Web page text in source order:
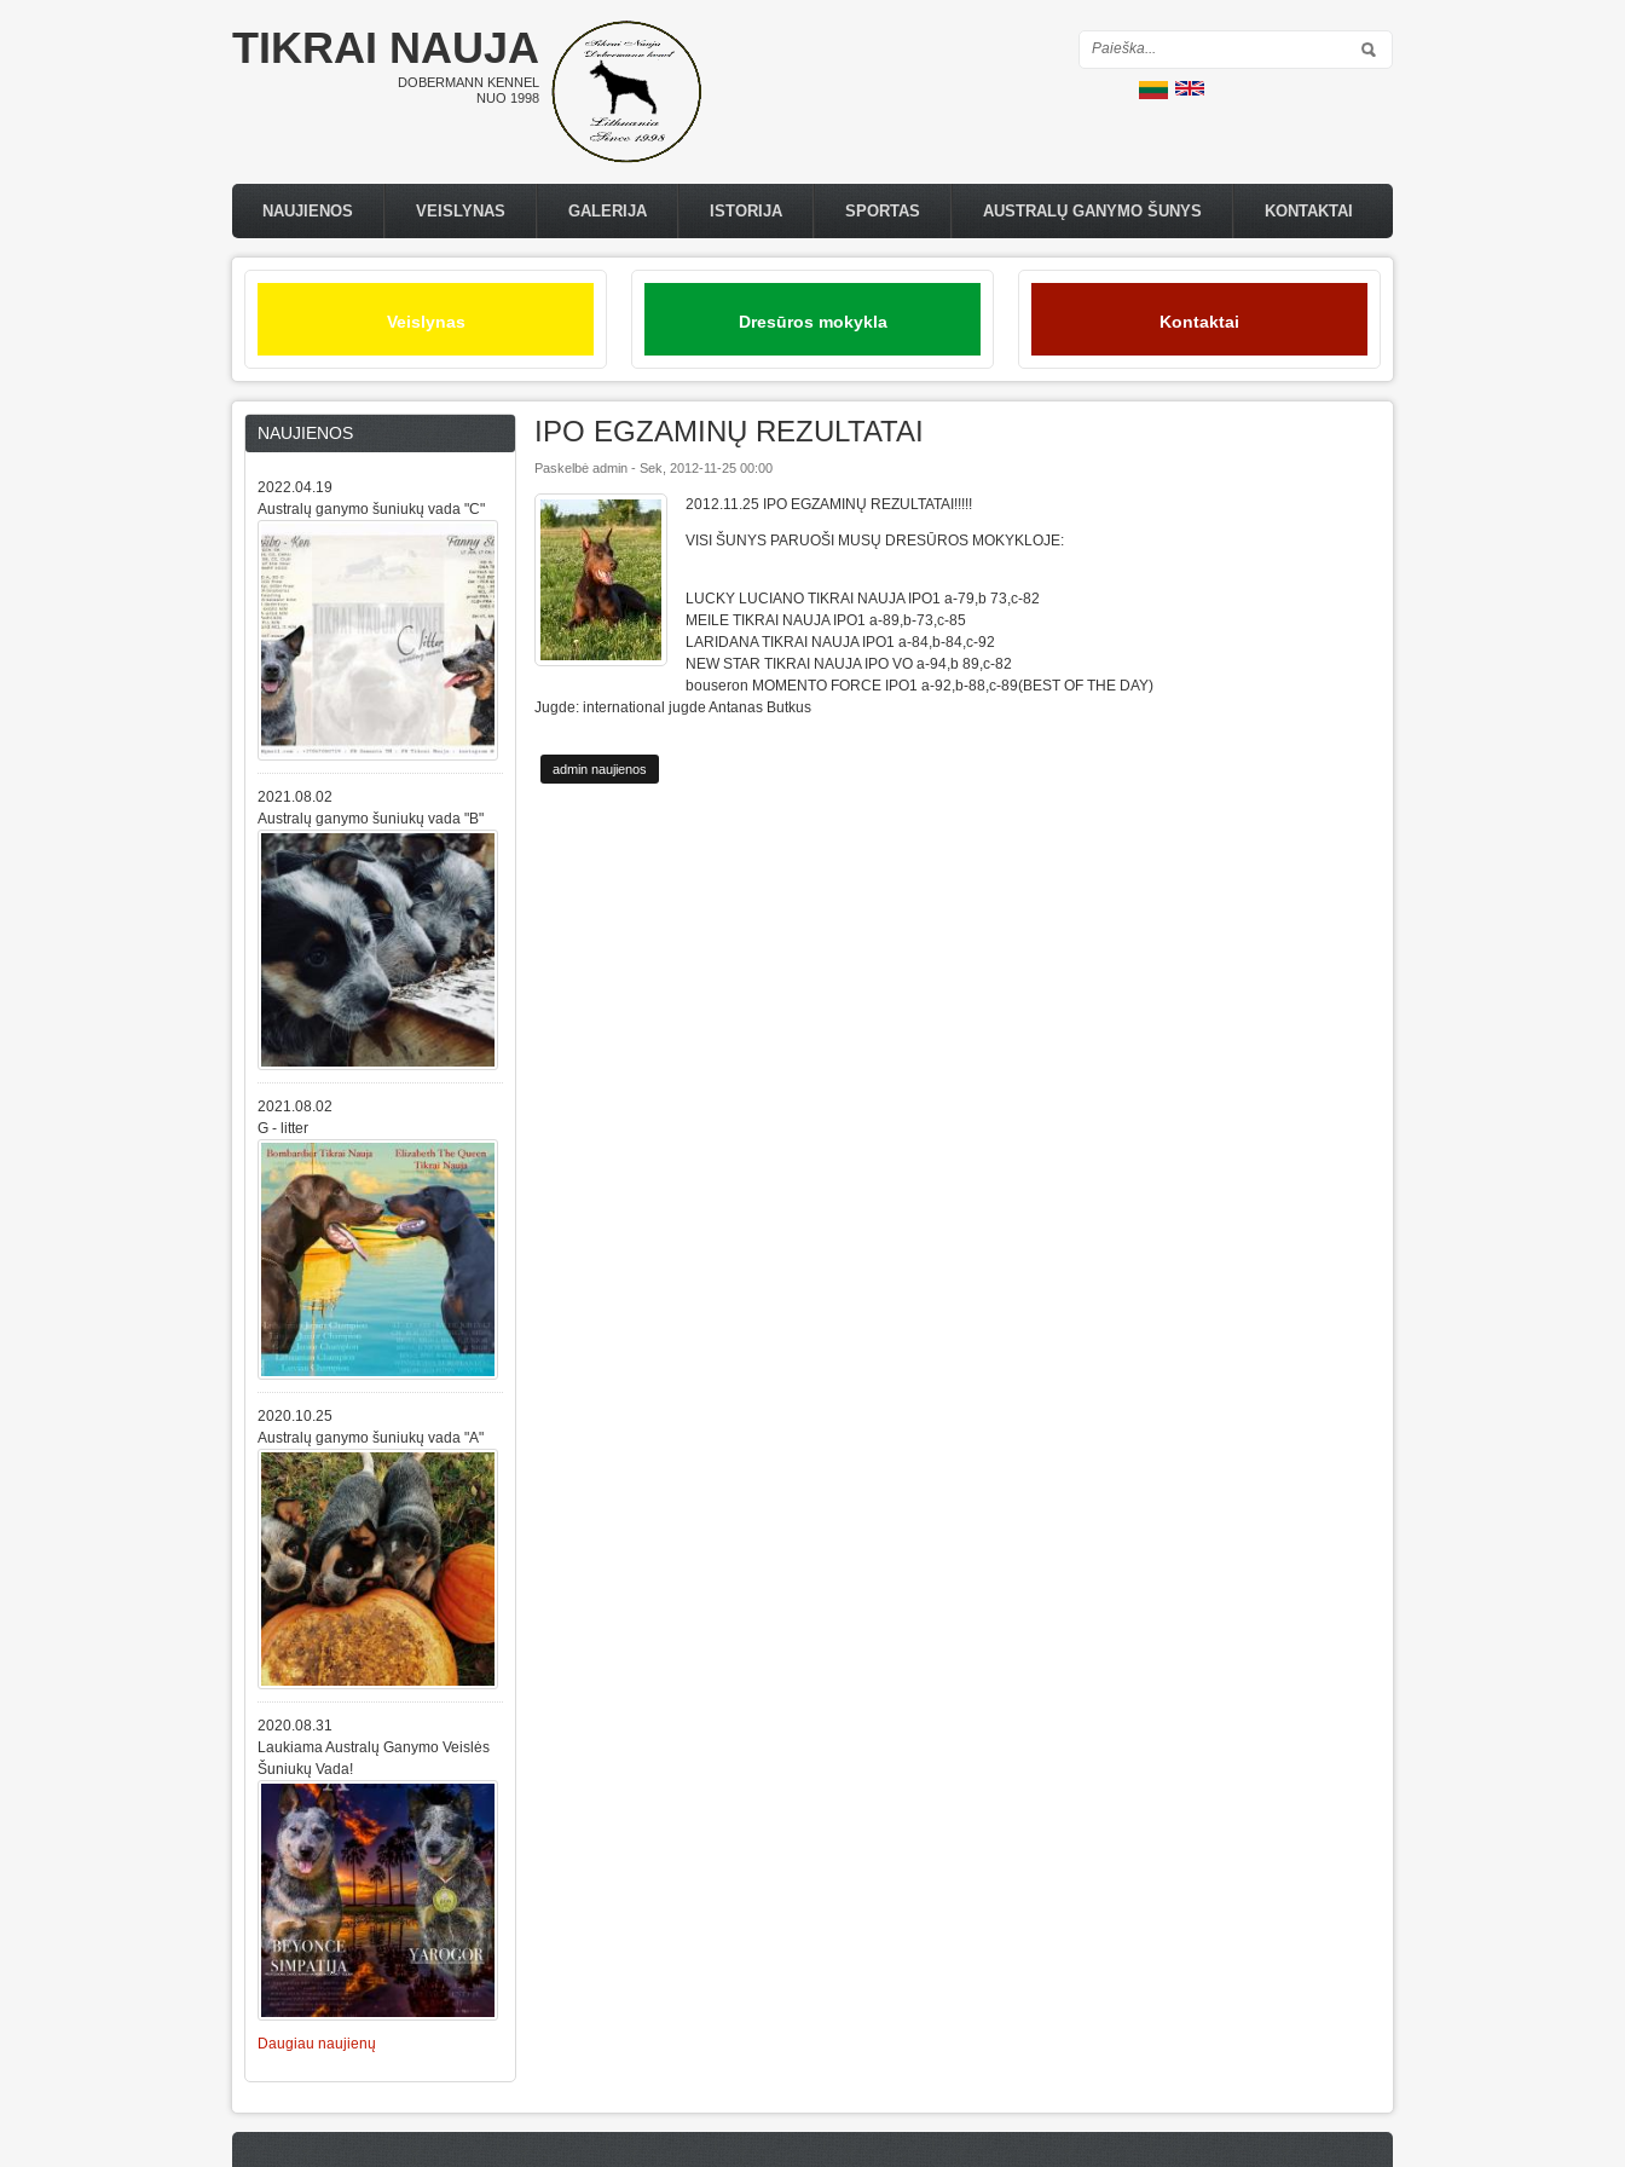
TIKRAI NAUJA
DOBERMANN KENNEL
NUO 1998
Paieškos forma
Pagrindinis meniu
NAUJIENOS VEISLYNAS GALERIJA ISTORIJA SPORTAS AUSTRALŲ GANYMO ŠUNYS KONTAKTAI
Veislynas Dresūros mokykla Kontaktai
IPO EGZAMINŲ REZULTATAI
Paskelbė admin - Sek, 2012-11-25 00:00
2012.11.25 IPO EGZAMINŲ REZULTATAI!!!!!
VISI ŠUNYS PARUOŠI MUSŲ DRESŪROS MOKYKLOJE:
LUCKY LUCIANO TIKRAI NAUJA IPO1 a-79,b 73,c-82
MEILE TIKRAI NAUJA IPO1 a-89,b-73,c-85
LARIDANA TIKRAI NAUJA IPO1 a-84,b-84,c-92
NEW STAR TIKRAI NAUJA IPO VO a-94,b 89,c-82
bouseron MOMENTO FORCE IPO1 a-92,b-88,c-89(BEST OF THE DAY)
Jugde: international jugde Antanas Butkus
admin naujienos
NAUJIENOS
2022.04.19
Australų ganymo šuniukų vada "C"
2021.08.02
Australų ganymo šuniukų vada "B"
2021.08.02
G - litter
2020.10.25
Australų ganymo šuniukų vada "A"
2020.08.31
Laukiama Australų Ganymo Veislės
Šuniukų Vada!
Daugiau naujienų